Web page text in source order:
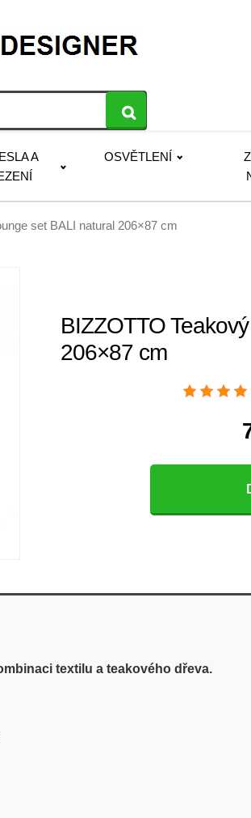
A
OSVĚTLENÍ
set BALI natural 206×87 cm
BIZZOTTO
206×87 cm
textilu a teakového dřeva.